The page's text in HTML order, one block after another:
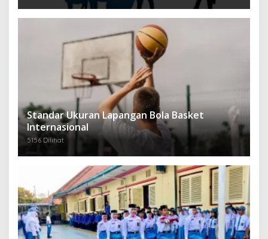
Standar Ukuran Lapangan Bola Basket
Internasional
5156 Dilihat